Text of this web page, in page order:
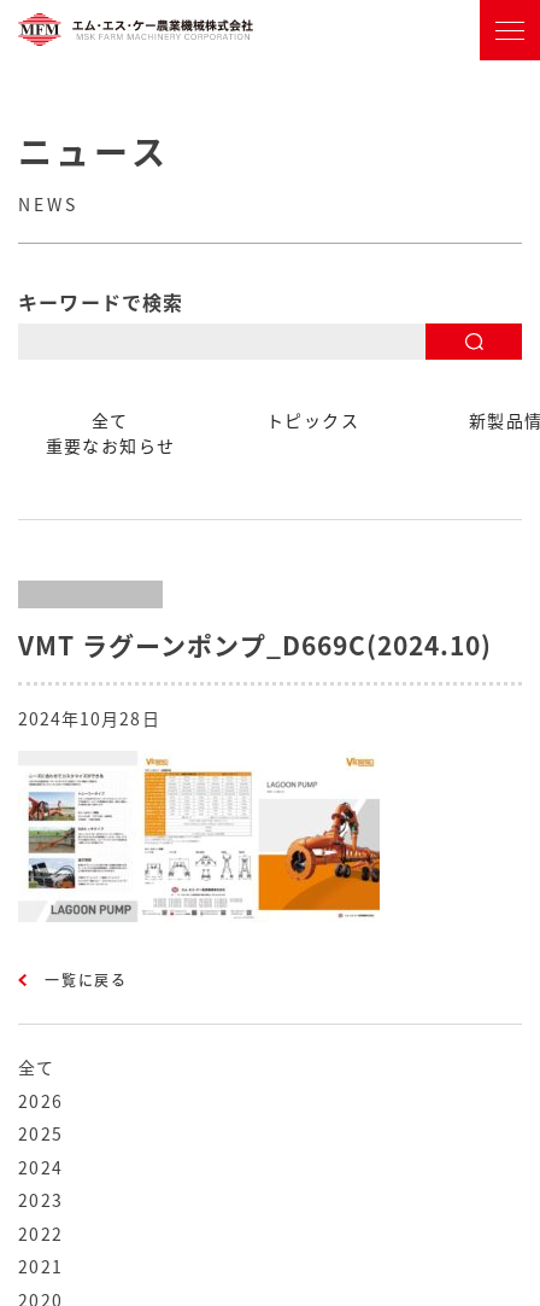
ニュース
NEWS
キーワードで検索
全て トピックス
新製品
重要なお知らせ
全て
2026
2025
2024
2023
2022
2021
2020
VMT ラグーンポンプ_D669C(2024.10)
2024年10月28日
一覧に戻る